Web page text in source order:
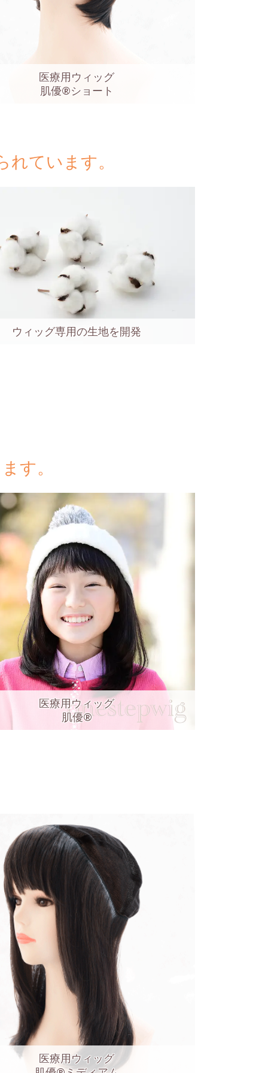
医療用ウィッグ
肌優®ショート
ています。
ウィッグ専用の生地を開発
す。
医療用ウィッグ
肌優®
医療用ウィッグ